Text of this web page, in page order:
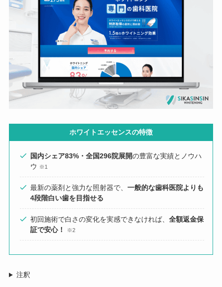
ホワイトエッセンスの特徴
国内シェア83%・全国296院展開の豊富な実績とノウハ
ウ ※1
最新の薬剤と強力な照射器で、 一般的な歯科医院よりも
4段階白い歯を目指せる
初回施術で白さの変化を実感できなければ、 全額返金保
証で安心！
※2
注釈